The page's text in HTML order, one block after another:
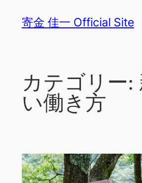
寄金 佳一 Official Site
カテゴリー:
い働き方